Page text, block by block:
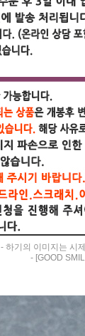
- 하기의 이미지는 시
- [GOOD